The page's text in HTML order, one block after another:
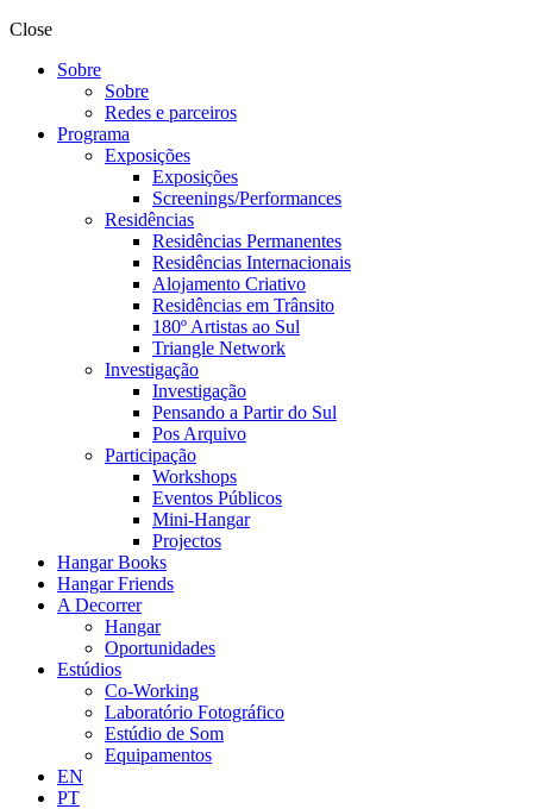
Close
Sobre
Sobre
Redes e parceiros
Programa
Exposições
Exposições
Screenings/Performances
Residências
Residências Permanentes
Residências Internacionais
Alojamento Criativo
Residências em Trânsito
180º Artistas ao Sul
Triangle Network
Investigação
Investigação
Pensando a Partir do Sul
Pos Arquivo
Participação
Workshops
Eventos Públicos
Mini-Hangar
Projectos
Hangar Books
Hangar Friends
A Decorrer
Hangar
Oportunidades
Estúdios
Co-Working
Laboratório Fotográfico
Estúdio de Som
Equipamentos
EN
PT